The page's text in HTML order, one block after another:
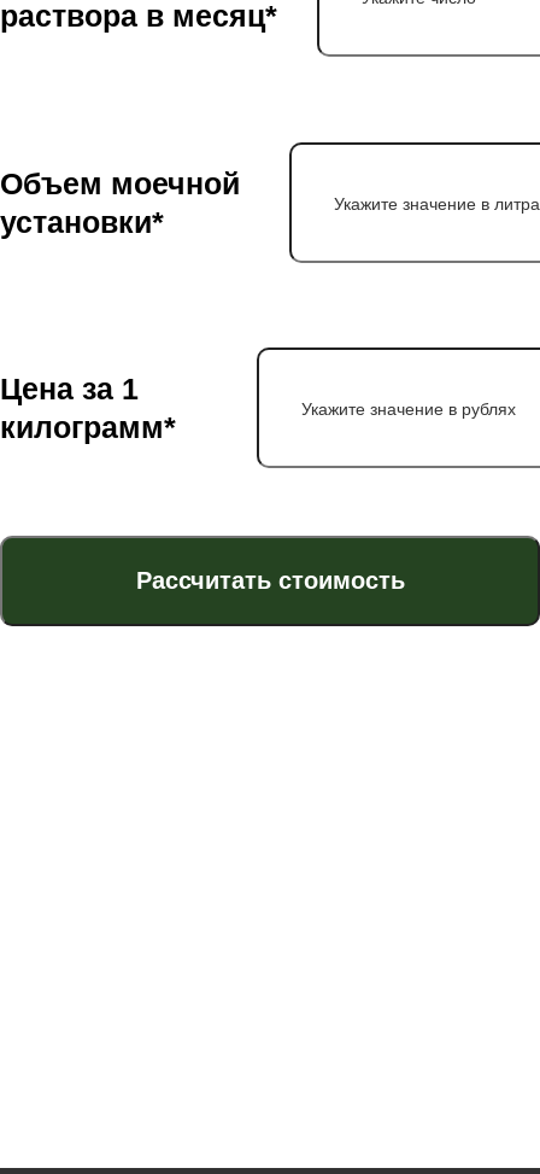
раствора в месяц*
Объем моечной
установки*
Цена за 1
килограмм*
Рассчитать стоимость